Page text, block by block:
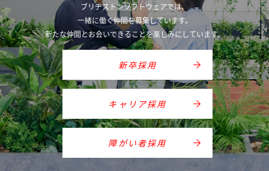
ブリヂストンソフトウェアでは、
一緒に働く仲間を募集しています。
新たな仲間とお会いできることを楽しみにしています。
新卒採用
キャリア採用
障がい者採用